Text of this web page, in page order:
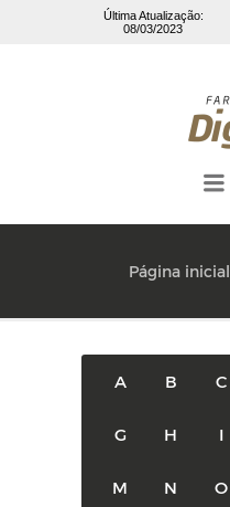
Última Atualização:
08/03/2023
Página inicial
A B C
G H I
M N O